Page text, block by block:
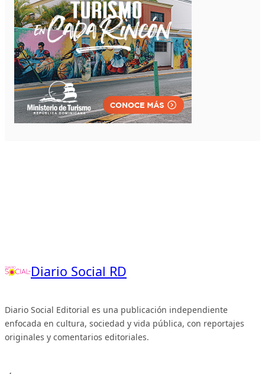
Diario Social RD
Diario Social Editorial es una publicación independiente
enfocada en cultura, sociedad y vida pública, con reportajes
originales y comentarios editoriales.